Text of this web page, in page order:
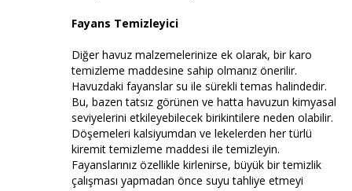
Fayans Temizleyici
Diğer havuz malzemelerinize ek olarak, bir karo
temizleme maddesine sahip olmanız önerilir.
Havuzdaki fayanslar su ile sürekli temas halindedir.
Bu, bazen tatsız görünen ve hatta havuzun kimyasal
seviyelerini etkileyebilecek birikintilere neden olabilir.
Döşemeleri kalsiyumdan ve lekelerden her türlü
kiremit temizleme maddesi ile temizleyin.
Fayanslarınız özellikle kirlenirse, büyük bir temizlik
çalışması yapmadan önce suyu tahliye etmeyi